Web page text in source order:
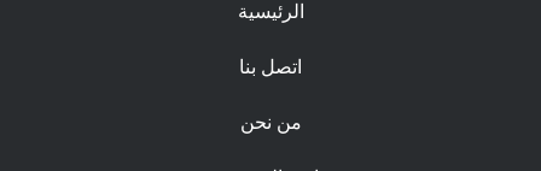
الرئيسية
اتصل بنا
من نحن